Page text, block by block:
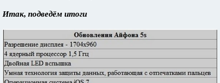
Итак, подведём итоги